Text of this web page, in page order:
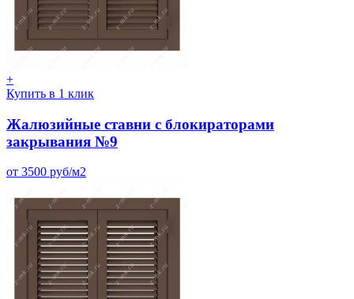
+
Купить в 1 клик
Жалюзийные ставни с блокираторами
закрывания №9
от 3500 руб/м2